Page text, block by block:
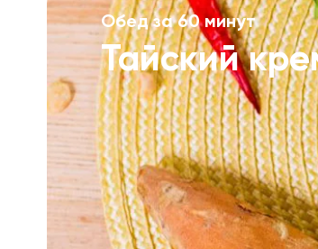
Обед за 60 минут
Тайский